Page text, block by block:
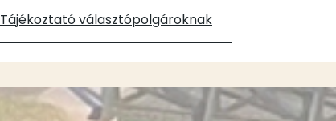
Tájékoztató választópolgároknak